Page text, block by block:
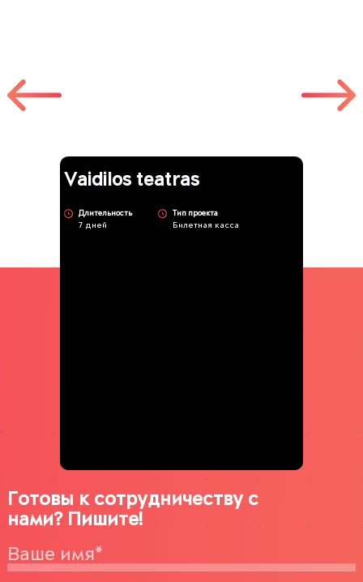
Vaidilos teatras
Длительность
7 дней
Тип проекта
Билетная касса
Готовы к сотрудничеству с
нами? Пишите!